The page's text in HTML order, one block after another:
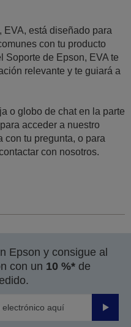
EVA, está diseñado para
con tu producto
Soporte de Epson, EVA te
relevante y te guiará a
o globo de chat en la parte
acceder a nuestro
con tu pregunta, o para
con nosotros.
Epson y consigue al
con un 10 %* de
Enviar